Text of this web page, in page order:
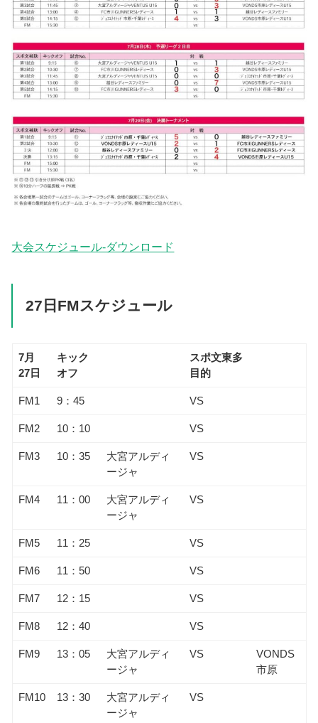
大会スケジュール-ダウンロード
27日FMスケジュール
7月
27日
キック
オフ
スポ文東多
目的
FM1 9：45 VS
FM2 10：10 VS
FM3 10：35
大宮アルディ
ージャ
VS
FM4 11：00
大宮アルディ
ージャ
VS
FM5 11：25 VS
FM6 11：50 VS
FM7 12：15 VS
FM8 12：40 VS
FM9 13：05
大宮アルディ
ージャ
VS
VONDS
市原
FM10 13：30
大宮アルディ
ージャ
VS